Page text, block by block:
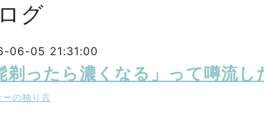
グ
06-05 21:31:00
剃ったら濃くなる」って噂流し
ーの独り言